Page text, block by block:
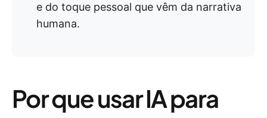
e do toque pessoal que vêm da narrativa
humana.
Por que usar IA para